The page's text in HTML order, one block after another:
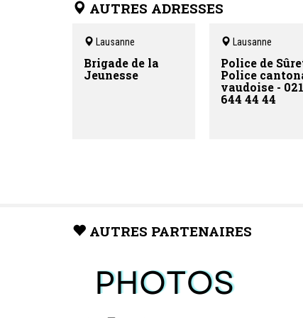
accueillons sans rendez-vous,
gratuitement et en toute
informations pour les femmes et les
hommes !
AUTRES ADRESSES
Lausanne
Brigade de la
Jeunesse
Lausanne
Police de
Police
vaudoise - 021
644 44 44
AUTRES PARTENAIRES